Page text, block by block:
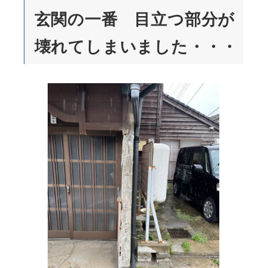
玄関の一番 目立つ部分が
壊れてしまいました・・・